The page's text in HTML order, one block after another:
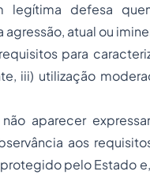
legítima defesa
atual ou
para
iii) utilização
aparecer
aos
pelo Estado